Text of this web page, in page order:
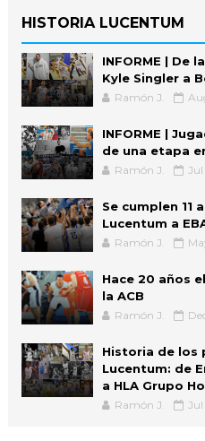
HISTORIA LUCENTUM
INFORME | De
Kyle Singler a
Ramón J.
INFORME |
de una etapa
Ramón J. Jul
Se cumplen 11
Lucentum a
Ramón J.
Hace 20 años
la ACB
Ramón J.
Historia de los
Lucentum: de
a HLA Grupo
Ramón J.